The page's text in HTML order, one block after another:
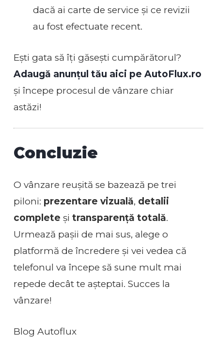
dacă ai carte de service și ce revizii
au fost efectuate recent.
Ești gata să îți găsești cumpărătorul?
Adaugă anunțul tău aici pe AutoFlux.ro
și începe procesul de vânzare chiar
astăzi!
Concluzie
O vânzare reușită se bazează pe trei
piloni: prezentare vizuală, detalii
complete și transparență totală.
Urmează pașii de mai sus, alege o
platformă de încredere și vei vedea că
telefonul va începe să sune mult mai
repede decât te așteptai. Succes la
vânzare!
Blog Autoflux